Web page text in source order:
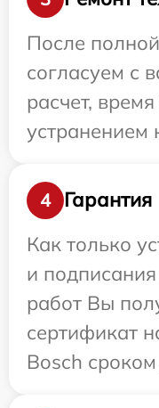
После
согласуем с
расчет,
устранением
4
Гарантия
Как только
и
работ Вы
сертификат
Bosch